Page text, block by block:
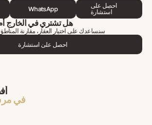
WhatsApp
احصل على
استشارة
هل تشتري في الخارج
سنساعدك على اختيار العقار، مقارنة
احصل على استشارة
في